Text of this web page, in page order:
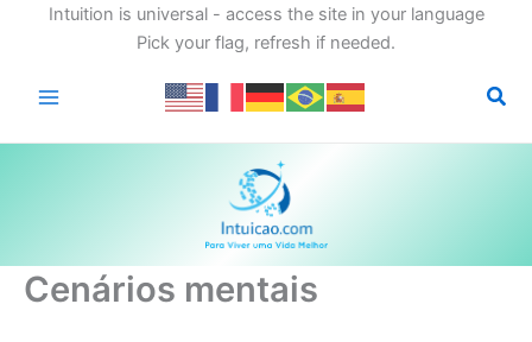
Intuition is universal - access the site in your language
Pick your flag, refresh if needed.
Cenários mentais